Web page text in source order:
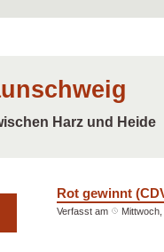
Harz und Heide
Rot gewinnt
Verfasst am